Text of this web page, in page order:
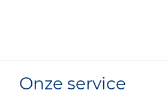
Onze service